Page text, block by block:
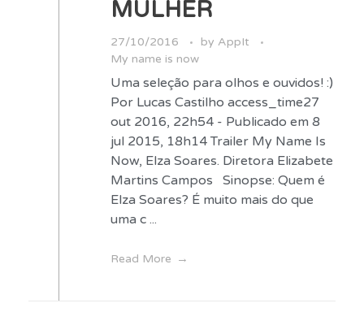
MULHER
27/10/2016 by AppIt
My name is now
Uma seleção para olhos e ouvidos! :)
Por Lucas Castilho access_time27
out 2016, 22h54 - Publicado em 8
jul 2015, 18h14 Trailer My Name Is
Now, Elza Soares. Diretora Elizabete
Martins Campos Sinopse: Quem é
Elza Soares? É muito mais do que
uma c ...
Read More